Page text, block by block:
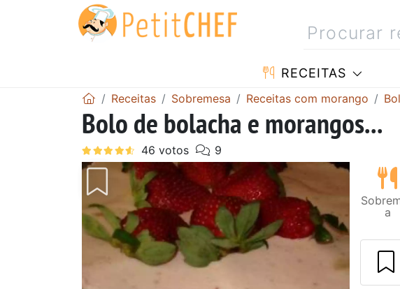
RECEITAS
Receitas Sobremesa Receitas com morango
Bolo de bolacha e morangos...
a